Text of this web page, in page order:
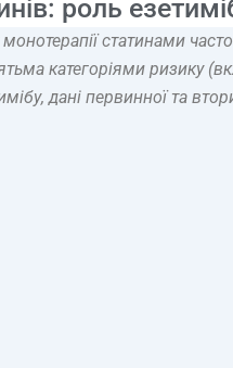
роль
статинами
категоріями ризику
дані первинної та